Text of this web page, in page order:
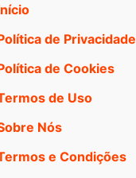
de Privacidade
de Cookies
de Uso
Nós
e Condições